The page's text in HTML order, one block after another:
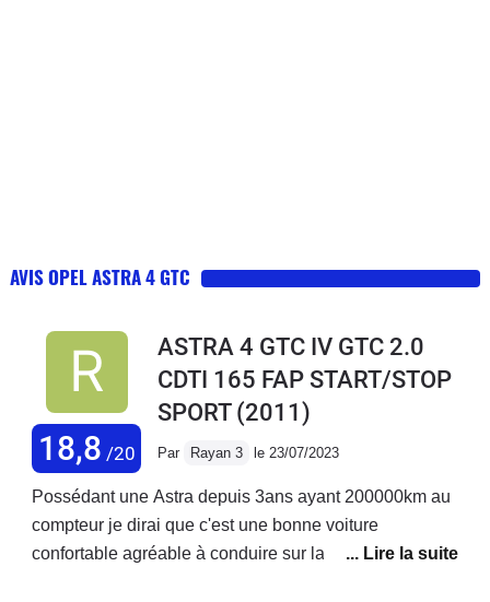
AVIS OPEL ASTRA 4 GTC
18,8 /20
ASTRA 4 GTC IV GTC 2.0
CDTI 165 FAP START/STOP
SPORT(2011)
Par Rayan 3 le 23/07/2023
Possédant une Astra depuis 3ans ayant 200000km au
compteur je dirai que c'est une bonne voiture
confortable agréable à conduire sur la 4 voies et